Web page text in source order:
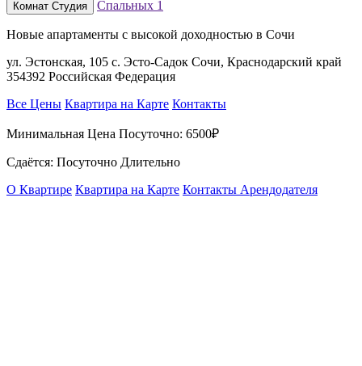
Комнат Студия Спальных 1
Новые апартаменты с высокой доходностью в Сочи
ул. Эстонская, 105 с. Эсто-Садок Сочи, Краснодарский край
354392 Российская Федерация
Все Цены Квартира на Карте Контакты
Минимальная Цена Посуточно: 6500₽
Сдаётся: Посуточно Длительно
О Квартире Квартира на Карте Контакты Арендодателя